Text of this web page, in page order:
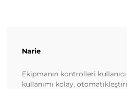
Narie
Ekipmanın kontrolleri
kullanımı kolay,